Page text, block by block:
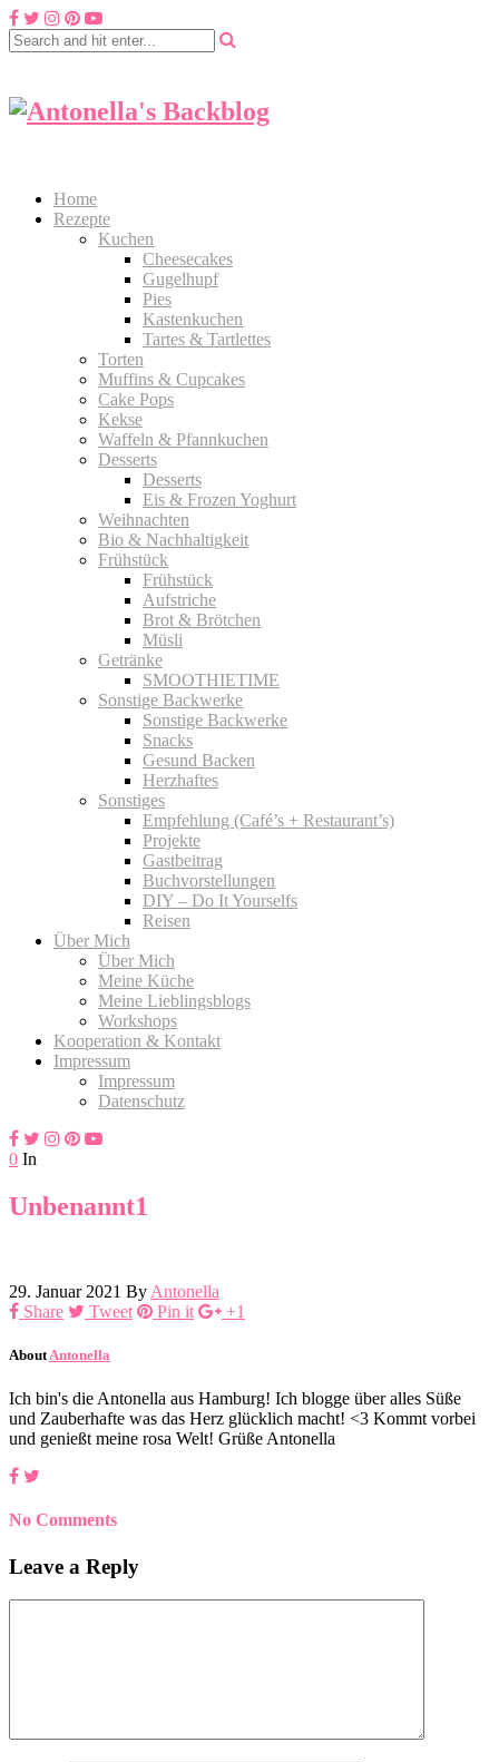
Home
Rezepte
Kuchen
Cheesecakes
Gugelhupf
Pies
Kastenkuchen
Tartes & Tartlettes
Torten
Muffins & Cupcakes
Cake Pops
Kekse
Waffeln & Pfannkuchen
Desserts
Desserts
Eis & Frozen Yoghurt
Weihnachten
Bio & Nachhaltigkeit
Frühstück
Frühstück
Aufstriche
Brot & Brötchen
Müsli
Getränke
SMOOTHIETIME
Sonstige Backwerke
Sonstige Backwerke
Snacks
Gesund Backen
Herzhaftes
Sonstiges
Empfehlung (Café’s + Restaurant’s)
Projekte
Gastbeitrag
Buchvorstellungen
DIY – Do It Yourselfs
Reisen
Über Mich
Über Mich
Meine Küche
Meine Lieblingsblogs
Workshops
Kooperation & Kontakt
Impressum
Impressum
Datenschutz
0 In
Unbenannt1
29. Januar 2021 By Antonella
Share
Tweet Pin it +1
About Antonella
Ich bin's die Antonella aus Hamburg! Ich blogge über alles Süße
und Zauberhafte was das Herz glücklich macht! <3 Kommt vorbei
und genießt meine rosa Welt! Grüße Antonella
No Comments
Leave a Reply